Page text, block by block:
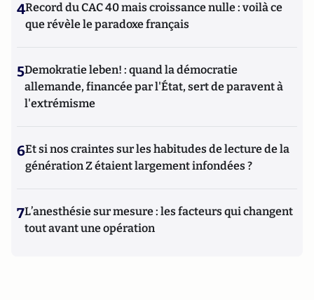
4Record du CAC 40 mais croissance nulle : voilà ce
que révèle le paradoxe français
5Demokratie leben! : quand la démocratie
allemande, financée par l'État, sert de paravent à
l'extrémisme
6Et si nos craintes sur les habitudes de lecture de la
génération Z étaient largement infondées ?
7L’anesthésie sur mesure : les facteurs qui changent
tout avant une opération